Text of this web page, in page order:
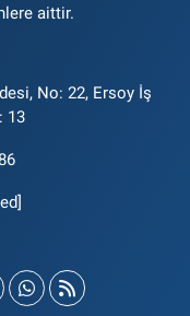
aittir.
No: 22, Ersoy İş
13